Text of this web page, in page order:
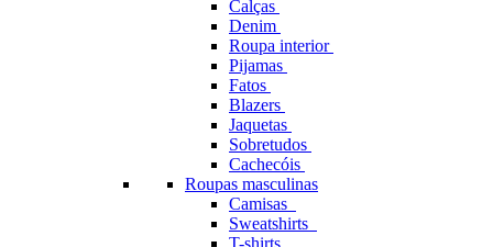
Calças
Denim
Roupa interior
Pijamas
Fatos
Blazers
Jaquetas
Sobretudos
Cachecóis
Roupas masculinas
Camisas
Sweatshirts